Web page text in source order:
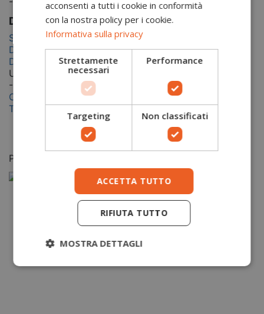
Documentazione
Scheda tecnica
Dichiarazione di conformità (EU)
Dichiarazione di conformità (UK)
Usersheets
-
Certificato EN (EU)
Tabella taglie
Potrebbero piacerti anche
acconsenti a tutti i cookie in conformità
con la nostra policy per i cookie.
Informativa sulla privacy
Strettamente
necessari
Performance
Targeting Non classificati
ACCETTA TUTTO
RIFIUTA TUTTO
MOSTRA DETTAGLI